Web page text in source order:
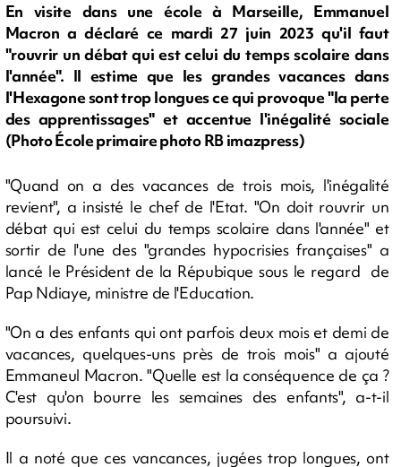
En visite dans une école à Marseille, Emmanuel
Macron a déclaré ce mardi 27 juin 2023 qu'il faut
"rouvrir un débat qui est celui du temps scolaire dans
l'année". Il estime que les grandes vacances dans
l'Hexagone sont trop longues ce qui provoque "la perte
des apprentissages" et accentue l'inégalité sociale
(Photo École primaire photo RB imazpress)
"Quand on a des vacances de trois mois, l'inégalité
revient", a insisté le chef de l'Etat. "On doit rouvrir un
débat qui est celui du temps scolaire dans l'année" et
sortir de l'une des "grandes hypocrisies françaises" a
lancé le Président de la Répubique sous le regard de
Pap Ndiaye, ministre de l'Education.
"On a des enfants qui ont parfois deux mois et demi de
vacances, quelques-uns près de trois mois" a ajouté
Emmaneul Macron. "Quelle est la conséquence de ça ?
C'est qu'on bourre les semaines des enfants", a-t-il
poursuivi.
Il a noté que ces vancances, jugées trop longues, ont